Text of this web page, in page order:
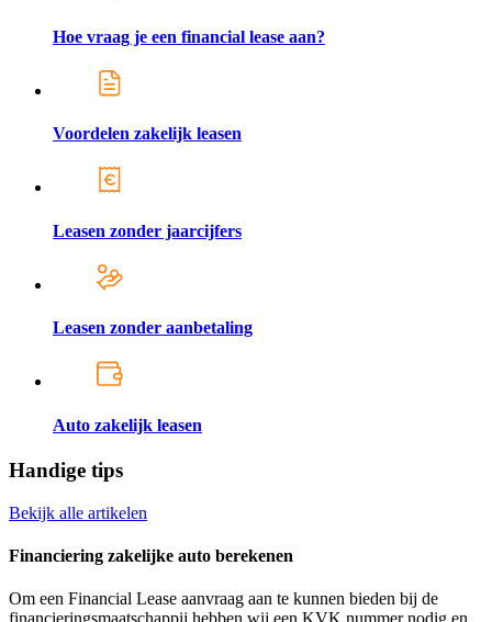
Hoe vraag je een financial lease aan?
Voordelen zakelijk leasen
Leasen zonder jaarcijfers
Leasen zonder aanbetaling
Auto zakelijk leasen
Handige tips
Bekijk alle artikelen
Financiering zakelijke auto berekenen
Om een Financial Lease aanvraag aan te kunnen bieden bij de